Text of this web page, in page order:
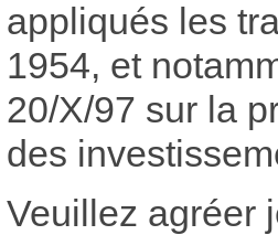
appliqués les
1954, et
20/X/97 sur la
des
Veuillez agréer